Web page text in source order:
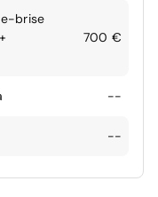
brise
700 €
--
--